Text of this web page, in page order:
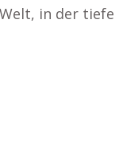
in der